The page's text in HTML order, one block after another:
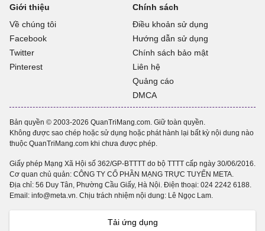
Giới thiệu
Về chúng tôi
Facebook
Twitter
Pinterest
Chính sách
Điều khoản sử dụng
Hướng dẫn sử dụng
Chính sách bảo mật
Liên hệ
Quảng cáo
DMCA
Bản quyền © 2003-2026 QuanTriMang.com. Giữ toàn quyền.
Không được sao chép hoặc sử dụng hoặc phát hành lại bất kỳ nội dung nào
thuộc QuanTriMang.com khi chưa được phép.
Giấy phép Mạng Xã Hội số 362/GP-BTTTT do bộ TTTT cấp ngày 30/06/2016.
Cơ quan chủ quản: CÔNG TY CỔ PHẦN MẠNG TRỰC TUYẾN META.
Địa chỉ: 56 Duy Tân, Phường Cầu Giấy, Hà Nội. Điện thoại: 024 2242 6188
Email: info@meta.vn. Chịu trách nhiệm nội dung: Lê Ngọc Lam.
Tải ứng dụng